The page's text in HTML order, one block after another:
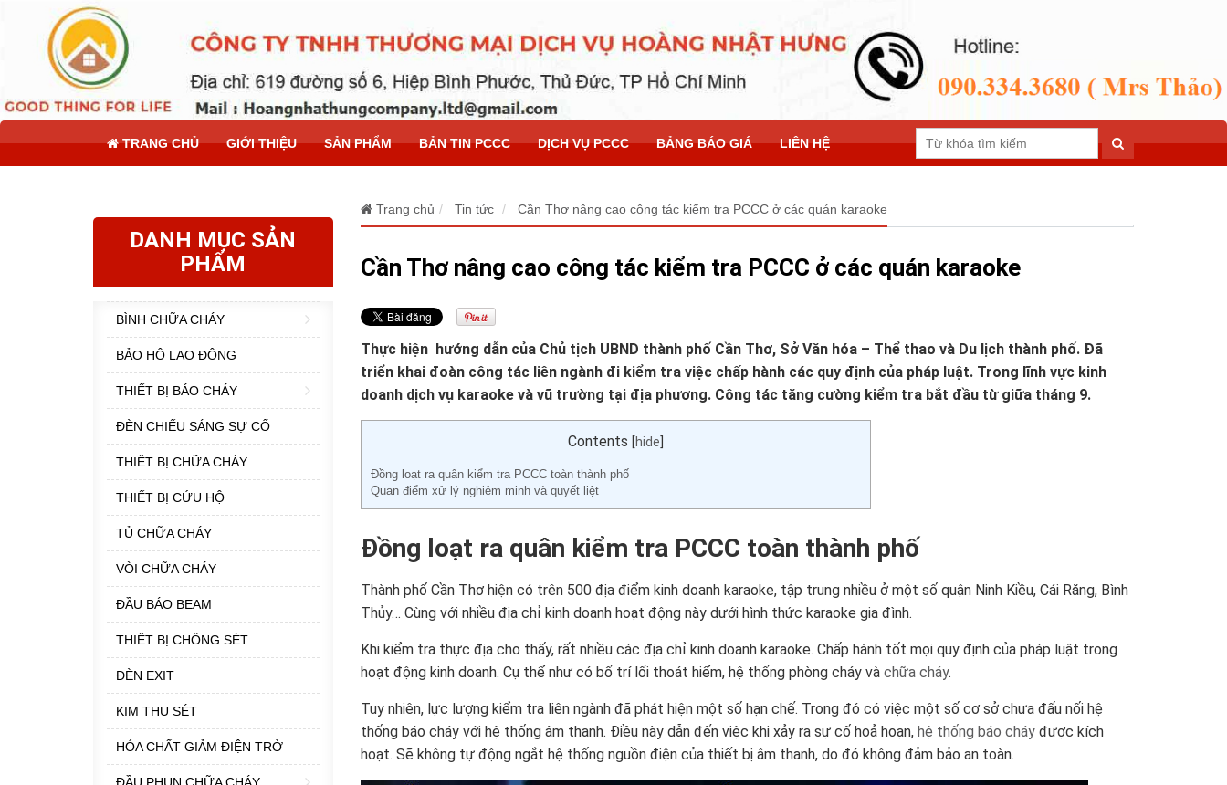
TRANG CHỦ GIỚI THIỆU SẢN PHẨM BẢN TIN PCCC DỊCH VỤ PCCC BẢNG BÁO GIÁ LIÊN HỆ
Trang chủ Tin tức Cần Thơ nâng cao công tác kiểm tra PCCC ở các quán karaoke
Cần Thơ nâng cao công tác kiểm tra PCCC ở các quán karaoke
Thực hiện hướng dẫn của Chủ tịch UBND thành phố Cần Thơ, Sở Văn hóa – Thể thao và Du lịch thành phố. Đã
triển khai đoàn công tác liên ngành đi kiểm tra việc chấp hành các quy định của pháp luật. Trong lĩnh vực kinh
doanh dịch vụ karaoke và vũ trường tại địa phương. Công tác tăng cường kiểm tra bắt đầu từ giữa tháng 9.
Contents [hide
Đồng loạt ra quân kiểm tra PCCC toàn thành phố
Quan điểm xử lý nghiêm minh và quyết liệt
Đồng loạt ra quân kiểm tra PCCC toàn thành phố
Thành phố Cần Thơ hiện có trên 500 địa điểm kinh doanh karaoke, tập trung nhiều ở một số quận Ninh Kiều, Cái Răng, Bình
Thủy… Cùng với nhiều địa chỉ kinh doanh hoạt động này dưới hình thức karaoke gia đình.
Khi kiểm tra thực địa cho thấy, rất nhiều các địa chỉ kinh doanh karaoke. Chấp hành tốt mọi quy định của pháp luật trong
hoạt động kinh doanh. Cụ thể như có bố trí lối thoát hiểm, hệ thống phòng cháy và chữa cháy.
Tuy nhiên, lực lượng kiểm tra liên ngành đã phát hiện một số hạn chế. Trong đó có việc một số cơ sở chưa đấu nối hệ
thống báo cháy với hệ thống âm thanh. Điều này dẫn đến việc khi xảy ra sự cố hoả hoạn, hệ thống báo cháyđược kích
hoạt. Sẽ không tự động ngắt hệ thống nguồn điện của thiết bị âm thanh, do đó không đảm bảo an toàn.
DANH MỤC SẢN
PHẨM
BÌNH CHỮA CHÁY
BẢO HỘ LAO ĐỘNG
THIẾT BỊ BÁO CHÁY
ĐÈN CHIẾU SÁNG SỰ CỐ
THIẾT BỊ CHỮA CHÁY
THIẾT BỊ CỨU HỘ
TỦ CHỮA CHÁY
VÒI CHỮA CHÁY
ĐẦU BÁO BEAM
THIẾT BỊ CHỐNG SÉT
ĐÈN EXIT
KIM THU SÉT
HÓA CHẤT GIẢM ĐIỆN TRỞ